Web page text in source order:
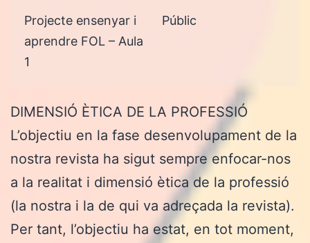
Projecte ensenyar i
aprendre FOL – Aula
1
Públic
DIMENSIÓ ÈTICA DE LA PROFESSIÓ
L’objectiu en la fase desenvolupament de la
nostra revista ha sigut sempre enfocar-nos
a la realitat i dimensió ètica de la professió
(la nostra i la de qui va adreçada la revista).
Per tant, l’objectiu ha estat, en tot moment,